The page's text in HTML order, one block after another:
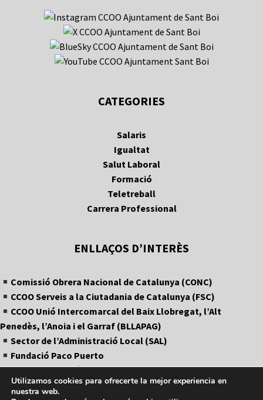
CATEGORIES
Salaris
Igualtat
Salut Laboral
Formació
Teletreball
Carrera Professional
ENLLAÇOS D’INTERÈS
Comissió Obrera Nacional de Catalunya (CONC)
CCOO Serveis a la Ciutadania de Catalunya (FSC)
CCOO Unió Intercomarcal del Baix Llobregat, l’Alt
Penedès, l’Anoia i el Garraf (BLLAPAG)
Sector de l’Administració Local (SAL)
Fundació Paco Puerto
APLC (Agrupació de Policies Locals de Catalunya)
Utilizamos cookies para ofrecerte la mejor experiencia en
nuestra web.